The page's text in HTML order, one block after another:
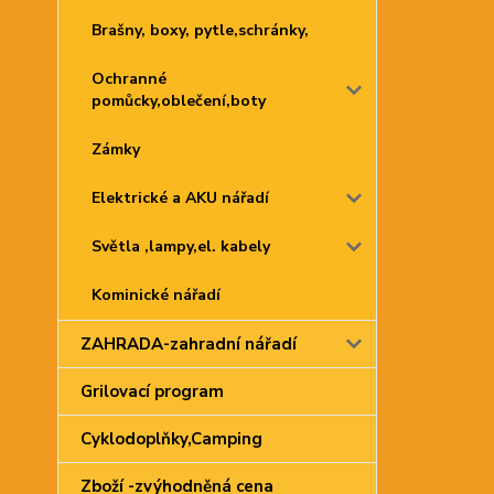
Brašny, boxy, pytle,schránky,
Ochranné
pomůcky,oblečení,boty
Zámky
Elektrické a AKU nářadí
Světla ,lampy,el. kabely
Kominické nářadí
ZAHRADA-zahradní nářadí
Grilovací program
Cyklodoplňky,Camping
Zboží -zvýhodněná cena